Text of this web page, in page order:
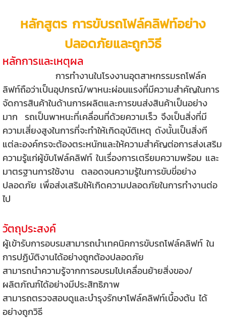
หลักสูตร การขับรถโฟล์คลิฟท์อย่าง
ปลอดภัยและถูกวิธี
หลักการและเหตุผล
การทำงานในโรงงานอุตสาหกรรมรถโฟล์ค
ลิฟท์ถือว่าเป็นอุปกรณ์/พาหนะผ่อนแรงที่มีความสำคัญในการ
จัดการสินค้าในด้านการผลิตและการขนส่งสินค้าเป็นอย่าง
มาก รถเป็นพาหนะที่เคลื่อนที่ด้วยความเร็ว จึงเป็นสิ่งที่มี
ความเสี่ยงสูงในการที่จะทำให้เกิดอุบัติเหตุ ดังนั้นเป็นสิ่งที
แต่ละองค์กรจะต้องตระหนักและให้ความสำคัญต่อการส่งเสริม
ความรู้แก่ผู้ขับโฟล์คลิฟท์ ในเรื่องการเตรียมความพร้อม และ
มาตรฐานการใช้งาน ตลอดจนความรู้ในการขับขี่อย่าง
ปลอดภัย เพื่อส่งเสริมให้เกิดความปลอดภัยในการทำงานต่อ
ไป
วัตถุประสงค์
ผู้เข้ารับการอบรมสามารถนำเทคนิคการขับรถโฟล์คลิฟท์ ใน
การปฏิบัติงานได้อย่างถูกต้องปลอดภัย
สามารถนำความรู้จากการอบรมไปเคลื่อนย้ายสิ่งของ/
ผลิตภัณฑ์ได้อย่างมีประสิทธิภาพ
สามารถตรวจสอบดูและบำรุงรักษาโฟล์คลิฟท์เบื้องต้น ได้
อย่างถูกวิธี